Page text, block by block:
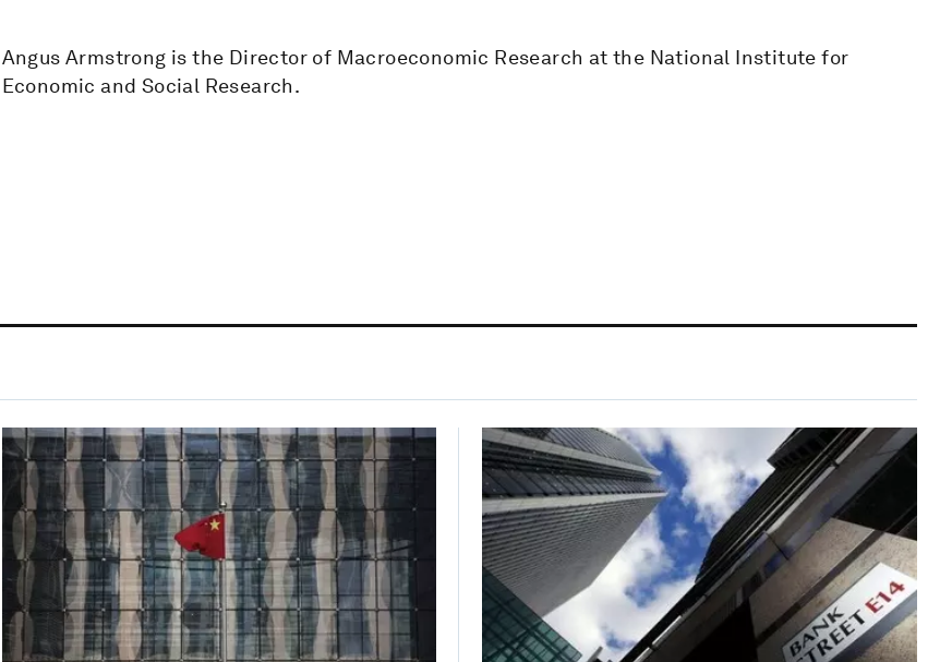
Angus Armstrong is the Director of Macroeconomic Research at the National Institute for
Economic and Social Research.